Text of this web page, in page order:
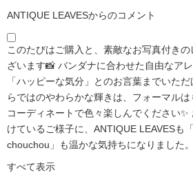
ANTIQUE LEAVESからのコメント
このたびはご購入と、素敵なお写真付き
ざいます📸 バンダナに合わせた自由なア
「ハッピーな気分」とのお言葉までいた
らではのやわらかな輝きは、フォーマル
コーディネートで色々楽しんでください
けているご様子に、ANTIQUE LEAVESも
chouchou」も温かな気持ちになりました。
すべて表示